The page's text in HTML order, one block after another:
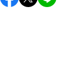
し上がりくださ